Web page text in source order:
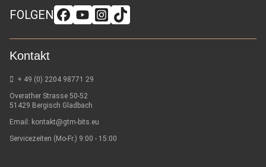
FOLGEN
Kontakt
+ 49 (0) 2204 98771 29
Overather Strasse 50-52
51429 Bergisch Gladbach
Email: kontakt@gtm-bits.eu
Servicezeiten (Mo-Fr.) 9:00 - 15:00